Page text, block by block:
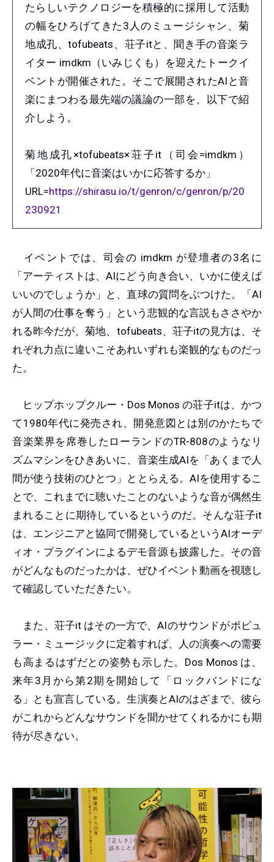
たらしいテクノロジーを積極的に採用して活動
の幅をひろげてきた3人のミュージシャン、菊
地成孔、tofubeats、荘子itと、聞き手の音楽ラ
イター imdkm（いみじくも）を迎えたトークイ
ベントが開催された。そこで展開されたAIと音
楽にまつわる最先端の議論の一部を、以下で紹
介しよう。
菊地成孔×tofubeats×荘子it（司会=imdkm）
「2020年代に音楽はいかに応答するか」
URL=https://shirasu.io/t/genron/c/genron/p/20
230921
イベントでは、司会の imdkm が登壇者の3名に
「アーティストは、AIにどう向き合い、いかに使えば
いいのでしょうか」と、直球の質問をぶつけた。「AI
が人間の仕事を奪う」という悲観的な言説もささやか
れる昨今だが、菊地、tofubeats、荘子itの見方は、そ
れぞれ力点に違いこそあれいずれも楽観的なものだっ
た。
ヒップホップクルー・Dos Monos の荘子itは、かつ
て1980年代に発売され、開発意図とは別のかたちで
音楽業界を席巻したローランドのTR-808のようなリ
ズムマシンをひきあいに、音楽生成AIを「あくまで人
間が使う技術のひとつ」ととらえる。AIを使用するこ
とで、これまでに聴いたことのないような音が偶然生
まれることに期待しているというのだ。そんな荘子it
は、エンジニアと協同で開発しているというAIオーデ
ィオ・プラグインによるデモ音源も披露した。その音
がどんなものだったかは、ぜひイベント動画を視聴し
て確認していただきたい。
また、荘子it はその一方で、AIのサウンドがポピュ
ラー・ミュージックに定着すれば、人の演奏への需要
も高まるはずだとの姿勢も示した。Dos Monos は、
来年3月から第2期を開始して「ロックバンドにな
る」とも宣言している。生演奏とAIのはざまで、彼ら
がこれからどんなサウンドを聞かせてくれるかにも期
待が尽きない。